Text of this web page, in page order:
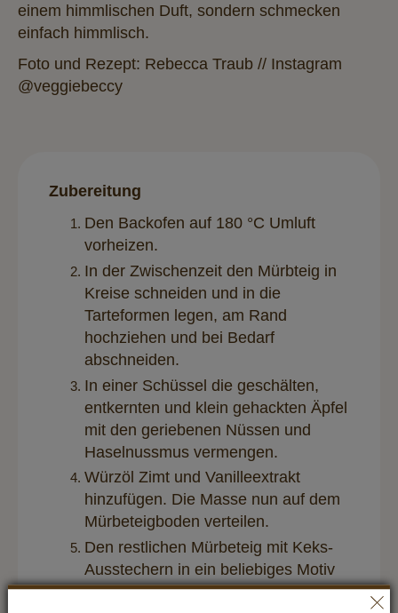
einem himmlischen Duft, sondern schmecken
einfach himmlisch.
Foto und Rezept: Rebecca Traub // Instagram
@veggiebeccy
Zubereitung
Den Backofen auf 180 °C Umluft
vorheizen.
In der Zwischenzeit den Mürbteig in
Kreise schneiden und in die
Tarteformen legen, am Rand
hochziehen und bei Bedarf
abschneiden.
In einer Schüssel die geschälten,
entkernten und klein gehackten Äpfel
mit den geriebenen Nüssen und
Haselnussmus vermengen.
Würzöl Zimt und Vanilleextrakt
hinzufügen. Die Masse nun auf dem
Mürbeteigboden verteilen.
Den restlichen Mürbeteig mit Keks-
Ausstechern in ein beliebiges Motiv
(z. B. Blatt, Herz, Kreis) ausstechen